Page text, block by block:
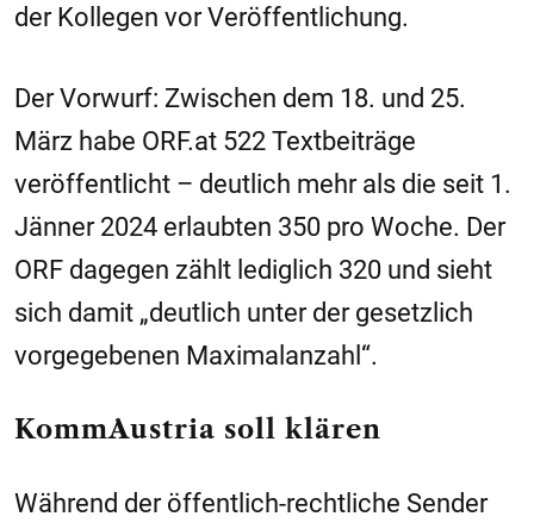
der Kollegen vor Veröffentlichung.
Der Vorwurf: Zwischen dem 18. und 25.
März habe ORF.at 522 Textbeiträge
veröffentlicht – deutlich mehr als die seit 1.
Jänner 2024 erlaubten 350 pro Woche. Der
ORF dagegen zählt lediglich 320 und sieht
sich damit „deutlich unter der gesetzlich
vorgegebenen Maximalanzahl“.
KommAustria soll klären
Während der öffentlich-rechtliche Sender